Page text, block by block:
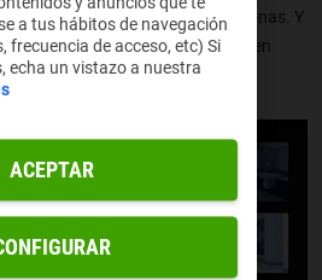
haríamos delante de otras personas. Y
alguien nos está monitorizando en
a tus hábitos de navegación
frecuencia de acceso, etc) Si
echa un vistazo a nuestra
ACEPTAR